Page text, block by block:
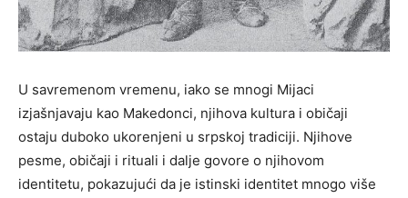
U savremenom vremenu, iako se mnogi Mijaci
izjašnjavaju kao Makedonci, njihova kultura i običaji
ostaju duboko ukorenjeni u srpskoj tradiciji. Njihove
pesme, običaji i rituali i dalje govore o njihovom
identitetu, pokazujući da je istinski identitet mnogo više